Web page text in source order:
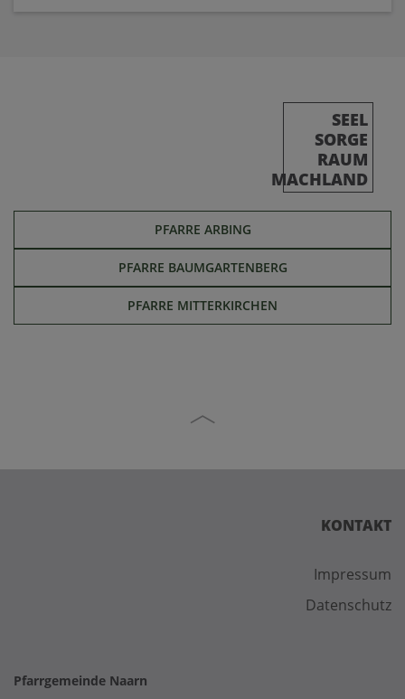
SEEL
SORGE
RAUM
MACHLAND
PFARRE ARBING
PFARRE BAUMGARTENBERG
PFARRE MITTERKIRCHEN
KONTAKT
Impressum
Datenschutz
Pfarrgemeinde Naarn